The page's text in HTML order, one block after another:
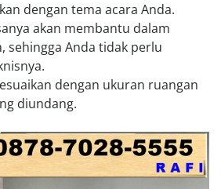
dengan tema acara Anda.
akan membantu dalam
sehingga Anda tidak perlu
dengan ukuran ruangan
diundang.